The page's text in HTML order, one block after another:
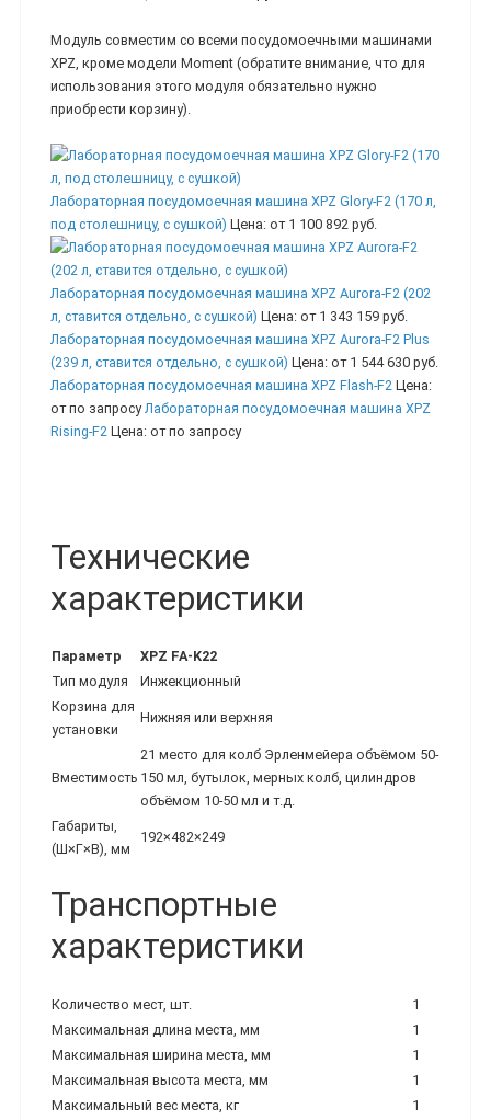
Модуль совместим со всеми посудомоечными машинами
XPZ, кроме модели Moment (обратите внимание, что для
использования этого модуля обязательно нужно
приобрести корзину).
Лабораторная посудомоечная машина XPZ Glory-F2 (170 л,
под столешницу, с сушкой) Цена: от 1 100 892 руб.
Лабораторная посудомоечная машина XPZ Aurora-F2 (202
л, ставится отдельно, с сушкой) Цена: от 1 343 159 руб.
Лабораторная посудомоечная машина XPZ Aurora-F2 Plus
(239 л, ставится отдельно, с сушкой) Цена: от 1 544 630 руб.
Лабораторная посудомоечная машина XPZ Flash-F2 Цена:
от по запросу Лабораторная посудомоечная машина XPZ
Rising-F2 Цена: от по запросу
Технические
характеристики
Параметр
XPZ FA-K22
Тип модуля
Инжекционный
Корзина для
установки
Нижняя или верхняя
Вместимость
21 место для колб Эрленмейера объёмом 50-
150 мл, бутылок, мерных колб, цилиндров
объёмом 10-50 мл и т.д.
Габариты,
(Ш×Г×В), мм
192×482×249
Транспортные
характеристики
Количество мест, шт.
1
Максимальная длина места, мм
1
Максимальная ширина места, мм
1
Максимальная высота места, мм
1
Максимальный вес места, кг
1